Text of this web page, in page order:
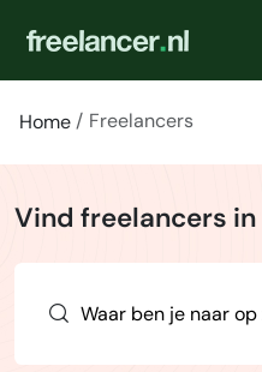
Home Freelancers
Vind freelancers in